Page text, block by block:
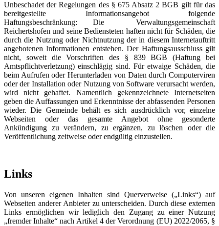
Unbeschadet der Regelungen des § 675 Absatz 2 BGB gilt für das
bereitgestellte Informationsangebot folgende
Haftungsbeschränkung: Die Verwaltungsgemeinschaft
Reichertshofen und seine Bediensteten haften nicht für Schäden, die
durch die Nutzung oder Nichtnutzung der in diesem Internetauftritt
angebotenen Informationen entstehen. Der Haftungsausschluss gilt
nicht, soweit die Vorschriften des § 839 BGB (Haftung bei
Amtspflichtverletzung) einschlägig sind. Für etwaige Schäden, die
beim Aufrufen oder Herunterladen von Daten durch Computerviren
oder der Installation oder Nutzung von Software verursacht werden,
wird nicht gehaftet. Namentlich gekennzeichnete Internetseiten
geben die Auffassungen und Erkenntnisse der abfassenden Personen
wieder. Die Gemeinde behält es sich ausdrücklich vor, einzelne
Webseiten oder das gesamte Angebot ohne gesonderte
Ankündigung zu verändern, zu ergänzen, zu löschen oder die
Veröffentlichung zeitweise oder endgültig einzustellen.
Links
Von unseren eigenen Inhalten sind Querverweise („Links“) auf
Webseiten anderer Anbieter zu unterscheiden. Durch diese externen
Links ermöglichen wir lediglich den Zugang zu einer Nutzung
„fremder Inhalte“ nach Artikel 4 der Verordnung (EU) 2022/2065, §